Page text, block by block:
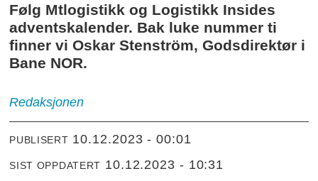
Følg Mtlogistikk og Logistikk Insides
adventskalender. Bak luke nummer ti
finner vi Oskar Stenström, Godsdirektør i
Bane NOR.
Redaksjonen
PUBLISERT 10.12.2023 - 00:01
SIST OPPDATERT 10.12.2023 - 10:31